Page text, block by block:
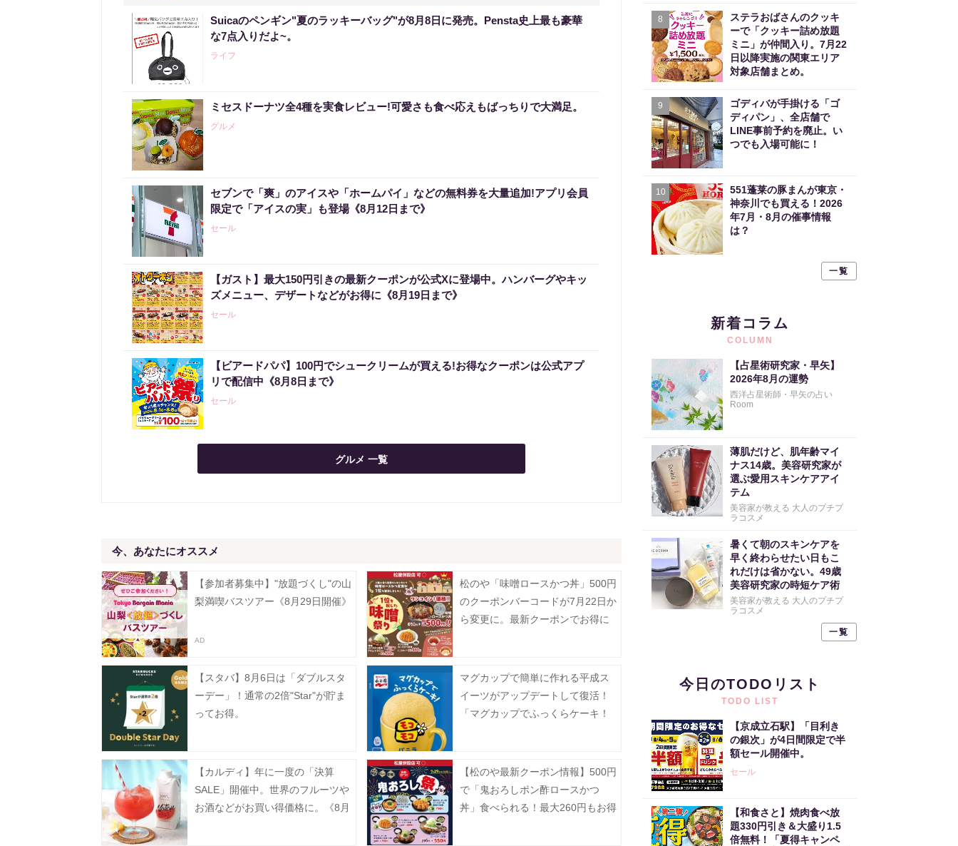
Suicaのペンギン"夏のラッキーバッグ"が8月8日に発売。Pensta史上最も豪華
な7点入りだよ~。
ライフ
ミセスドーナツ全4種を実食レビュー!可愛さも食べ応えもばっちりで大満足。
グルメ
セブンで「爽」のアイスや「ホームパイ」などの無料券を大量追加!アプリ会員
限定で「アイスの実」も登場《8月12日まで》
セール
【ガスト】最大150円引きの最新クーポンが公式Xに登場中。ハンバーグやキッ
ズメニュー、デザートなどがお得に《8月19日まで》
セール
【ビアードパパ】100円でシュークリームが買える!お得なクーポンは公式アプ
リで配信中《8月8日まで》
セール
グルメ 一覧
今、あなたにオススメ
【参加者募集中】"放題づくし"の山
梨満喫バスツアー《8月29日開催》
松のや「味噌ロースかつ丼」500円
のクーポンバーコードが7月22日か
ら変更に。最新クーポンでお得に
【スタバ】8月6日は「ダブルスタ
ーデー」！通常の2倍"Star"が貯ま
ってお得。
マグカップで簡単に作れる平成ス
イーツがアップデートして復活！
「マグカップでふっくらケーキ！
【カルディ】年に一度の「決算
SALE」開催中。世界のフルーツや
お酒などがお買い得価格に。《8月
【松のや最新クーポン情報】500円
で「鬼おろしポン酢ロースかつ
丼」食べられる！最大260円もお得
8
ステラおばさんのクッキ
ーで「クッキー詰め放題
ミニ」が仲間入り。7月22
日以降実施の関東エリア
対象店舗まとめ。
9
ゴディバが手掛ける「ゴ
ディパン」、全店舗で
LINE事前予約を廃止。い
つでも入場可能に！
10
551蓬莱の豚まんが東京・
神奈川でも買える！2026
年7月・8月の催事情報
は？
一覧
新着コラム
COLUMN
【占星術研究家・早矢】
2026年8月の運勢
西洋占星術師・早矢の占い
Room
薄肌だけど、肌年齢マイ
ナス14歳。美容研究家が
選ぶ愛用スキンケアアイ
テム
美容家が教える 大人のプチプ
ラコスメ
暑くて朝のスキンケアを
早く終わらせたい日もこ
れだけは省かない。49歳
美容研究家の時短ケア術
美容家が教える 大人のプチプ
ラコスメ
一覧
今日のTODOリスト
TODO LIST
【京成立石駅】「目利き
の銀次」が4日間限定で半
額セール開催中。
セール
【和食さと】焼肉食べ放
題330円引き＆大盛り1.5
倍無料！「夏得キャンペ